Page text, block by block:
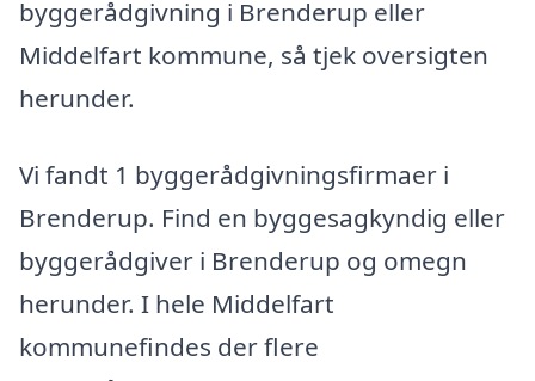
byggerådgivning i Brenderup eller
Middelfart kommune, så tjek oversigten
herunder.
Vi fandt 1 byggerådgivningsfirmaer i
Brenderup. Find en byggesagkyndig eller
byggerådgiver i Brenderup og omegn
herunder. I hele Middelfart
kommunefindes der flere